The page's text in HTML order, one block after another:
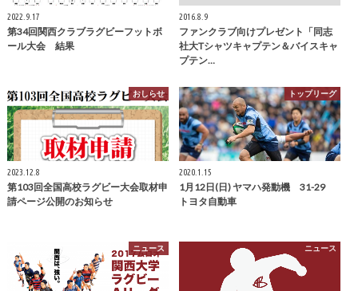
2022.9.17
第34回関西クラブラグビーフットボ
ール大会 結果
2016.8.9
ファンクラブ向けプレゼント「同志
社大Tシャツキャプテン＆バイスキャ
プテン…
おしらせ
2023.12.8
第103回全国高校ラグビー大会取材申
請ページ公開のお知らせ
トップリーグ
2020.1.15
1月12日(日) ヤマハ発動機 31-29
トヨタ自動車
ニュース ニュース